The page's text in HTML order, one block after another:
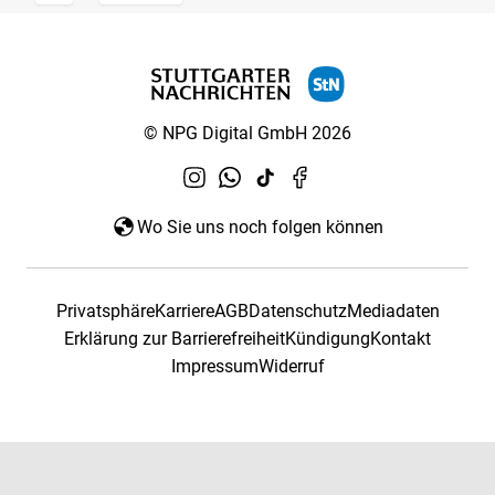
© NPG Digital GmbH 2026
Wo Sie uns noch folgen können
PrivatsphäreKarriereAGBDatenschutzMediadaten
Erklärung zur BarrierefreiheitKündigungKontakt
ImpressumWiderruf